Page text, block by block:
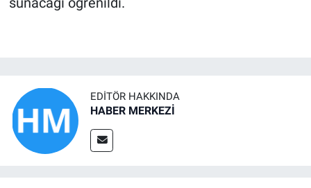
EDITÖR HAKKINDA
HABER MERKEZİ